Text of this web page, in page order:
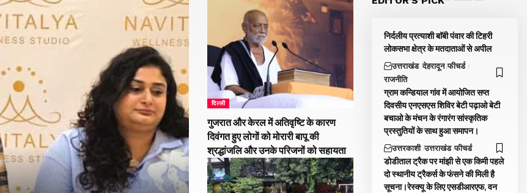
दिल्ली
गुजरात और केरल में अतिवृष्टि के कारण
दिवंगत हुए लोगों को मोरारी बापू की
श्रद्धांजलि और उनके परिजनों को सहायता
निर्दलीय प्रत्याशी बाॅबी पंवार की टिहरी
लोकसभा क्षेत्र के मतदाताओं से अपील
उत्तराखंड देहरादून फीचर्ड
राजनीति
ग्राम कन्डियाल गांव में आयोजित सप्त
दिवसीय एनएसएस शिविर बेटी पढ़ाओ बेटी
बचाओ के मंचन के रंगारंग सांस्कृतिक
प्रस्तुतियों के साथ हुआ समापन।
उत्तरकाशी उत्तराखंड फीचर्ड
डोडीताल ट्रैक पर मांझी से एक किमी पहले
दो स्थानीय ट्रैकर्स के फंसने की मिली है
सूचना।रेस्क्यू के लिए एसडीआरएफ, वन